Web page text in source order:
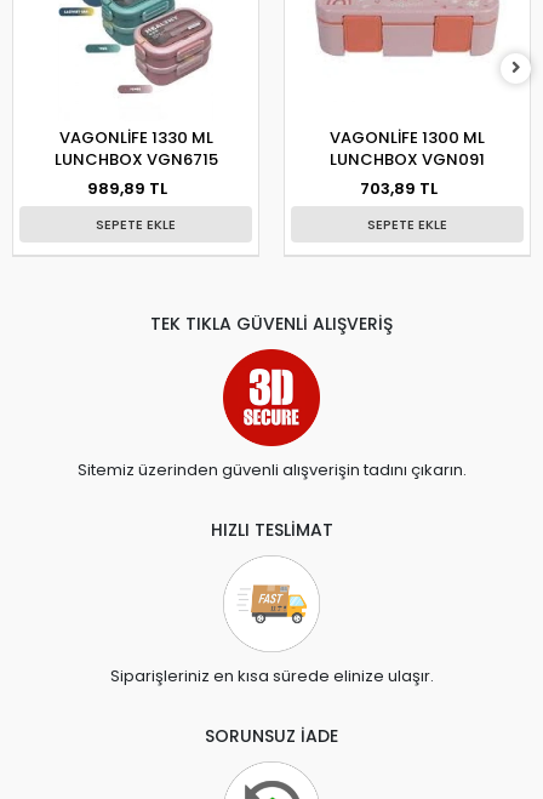
VAGONLİFE 1330 ML
LUNCHBOX VGN6715
989,89 TL
SEPETE EKLE
VAGONLİFE 1300 ML
LUNCHBOX VGN091
703,89 TL
SEPETE EKLE
TEK TIKLA GÜVENLİ ALIŞVERİŞ
Sitemiz üzerinden güvenli alışverişin tadını çıkarın.
HIZLI TESLİMAT
Siparişleriniz en kısa sürede elinize ulaşır.
SORUNSUZ İADE